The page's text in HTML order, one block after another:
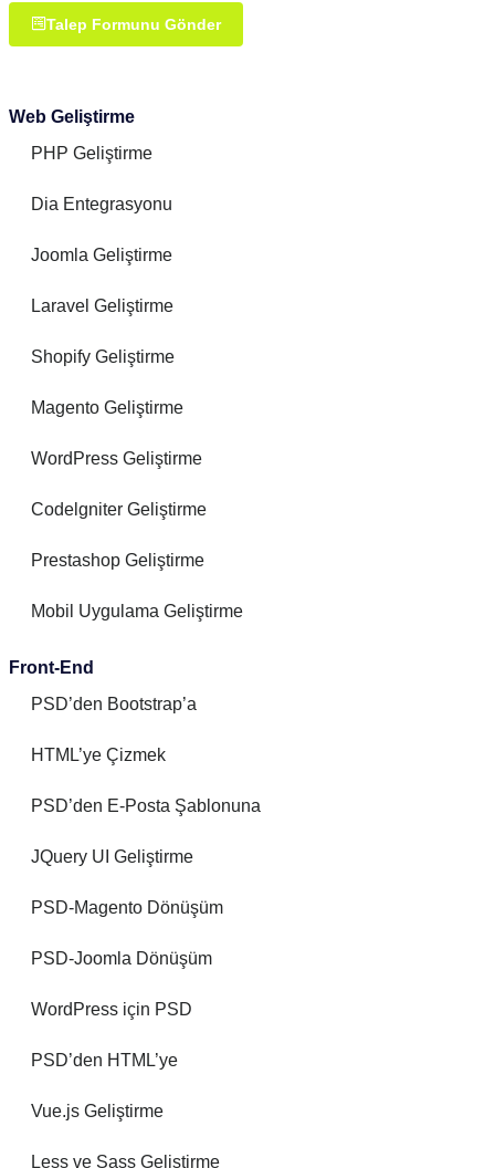
Talep Formunu Gönder
Web Geliştirme
PHP Geliştirme
Dia Entegrasyonu
Joomla Geliştirme
Laravel Geliştirme
Shopify Geliştirme
Magento Geliştirme
WordPress Geliştirme
Codelgniter Geliştirme
Prestashop Geliştirme
Mobil Uygulama Geliştirme
Front-End
PSD’den Bootstrap’a
HTML’ye Çizmek
PSD’den E-Posta Şablonuna
JQuery UI Geliştirme
PSD-Magento Dönüşüm
PSD-Joomla Dönüşüm
WordPress için PSD
PSD’den HTML’ye
Vue.js Geliştirme
Less ve Sass Geliştirme